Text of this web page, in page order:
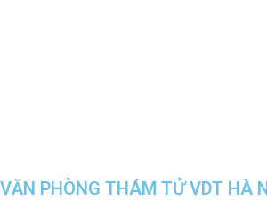
VĂN PHÒNG THÁM TỬ VDT HÀ